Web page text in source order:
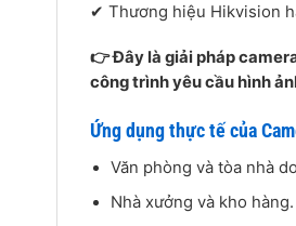
✔ Thương hiệu Hikvision
👉 Đây là giải pháp
công trình yêu cầu hình
Ứng dụng thực tế của
Văn phòng và tòa nhà
Nhà xưởng và kho hàng.